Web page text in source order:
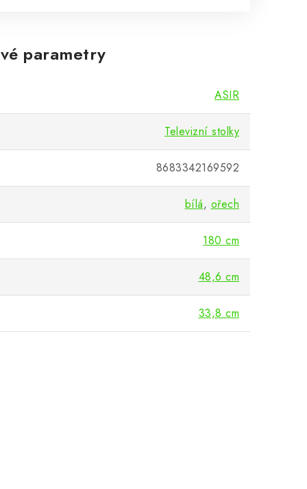
parametry
ASIR
Televizní stolky
8683342169592
bílá, ořech
180 cm
48,6 cm
33,8 cm